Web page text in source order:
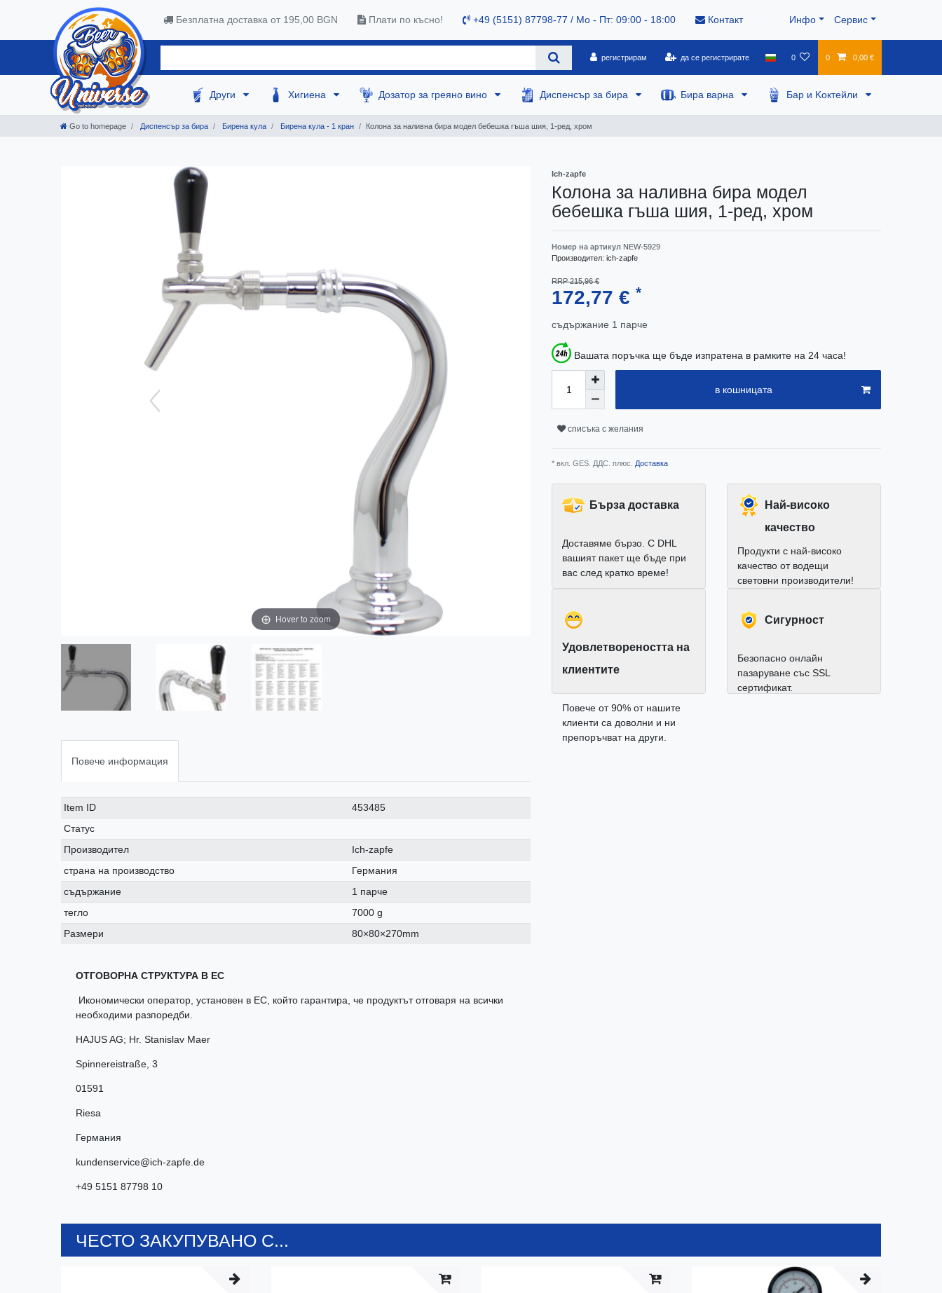
Безплатна доставка от 195,00 BGN Плати по късно! +49 (5151) 87798-77 / Mo - Пт: 09:00 - 18:00 Контакт Инфо Сервис
регистрирам да се регистрирате 0 0 0,00 €
Други Хигиена Дозатор за греяно вино Диспенсър за бира Бира варна Бар и Kоктейли
Go to homepage Диспенсър за бира Бирена кула Бирена кула - 1 кран Колона за наливна бира модел бебешка гъша шия, 1-ред, хром
Hover to zoom
Повече информация
Ceres::Template.singleItemTechnicalDataAttribute
Ceres::Template.singleItemTechnicalDataValue
Item ID
453485
Статус
Производител
Ich-zapfe
страна на производство
Германия
съдържание
1 парче
тегло
7000 g
Размери
80×80×270mm
ОТГОВОРНА СТРУКТУРА В ЕС
Икономически оператор, установен в ЕС, който гарантира, че продуктът отговаря на всички
необходими разпоредби.
HAJUS AG; Hr. Stanislav Maer
Spinnereistraße 3
01591
Riesa
Германия
kundenservice@ich-zapfe.de
+49 5151 87798 10
Ich-zapfe
Колона за наливна бира модел
бебешка гъша шия, 1-ред, хром
Номер на артикул NEW-5929
Производител: ich-zapfe
RRP 215,96 €
172,77 € *
съдържание 1 парче
Вашата поръчка ще бъде изпратена в рамките на 24 часа!
в кошницата
списъка с желания
* вкл. GES. ДДС. плюс. Доставка
Бърза доставка
Доставяме бързо. С DHL
вашият пакет ще бъде при
вас след кратко време!
Най-високо
качество
Продукти с най-високо
качество от водещи
световни производители!
Удовлетвореността на
клиентите
Повече от 90% от нашите
клиенти са доволни и ни
препоръчват на други.
Cигурност
Безопасно онлайн
пазаруване със SSL
сертификат.
ЧЕСТО ЗАКУПУВАНО С...